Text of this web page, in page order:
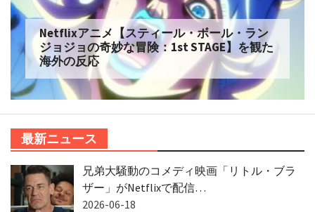
Netflixアニメ【スティール・ボール・ラン
ジョジョの奇妙な冒険：1st STAGE】を観た
海外の反応
最新ニュース
兄弟大騒動のコメディ映画「リトル・ブラ
ザー」がNetflixで配信…
2026-06-18